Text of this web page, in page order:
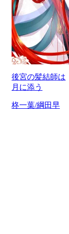
後宮の髪結師は
月に添う
柊一葉/綱田早